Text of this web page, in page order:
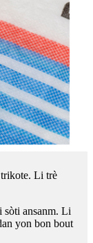
Li trè
sòti ansanm. Li
yon bon bout